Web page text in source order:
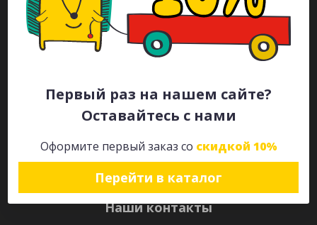
Первый раз на нашем сайте?
Оставайтесь с нами
Оформите первый заказ со скидкой 10%
Перейти в каталог
Каталог
Будьте всегда в курсе!
Наши контакты